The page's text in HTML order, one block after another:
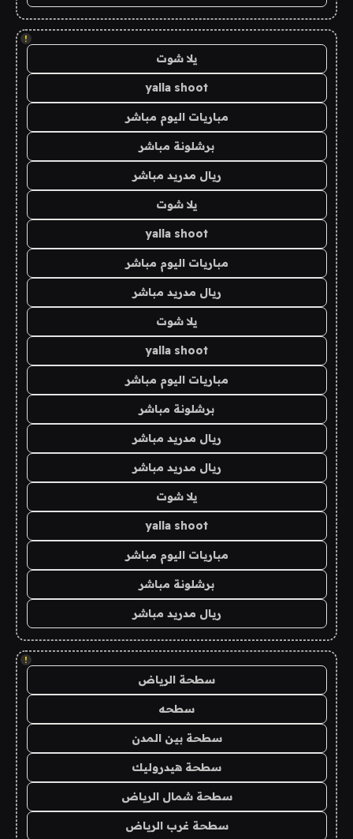
!
يلا شوت
yalla shoot
مباريات اليوم مباشر
برشلونة مباشر
ريال مدريد مباشر
يلا شوت
yalla shoot
مباريات اليوم مباشر
ريال مدريد مباشر
يلا شوت
yalla shoot
مباريات اليوم مباشر
برشلونة مباشر
ريال مدريد مباشر
ريال مدريد مباشر
يلا شوت
yalla shoot
مباريات اليوم مباشر
برشلونة مباشر
ريال مدريد مباشر
!
سطحة الرياض
سطحه
سطحة بين المدن
سطحة هيدروليك
سطحة شمال الرياض
سطحة غرب الرياض